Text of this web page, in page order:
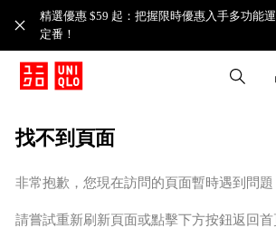
精選優惠 $59 起：把握限時優惠入手多功能
定番！​
找不到頁面
非常抱歉，您現在訪問的頁面暫時遇到問題
請嘗試重新刷新頁面或點擊下方按鈕返回首